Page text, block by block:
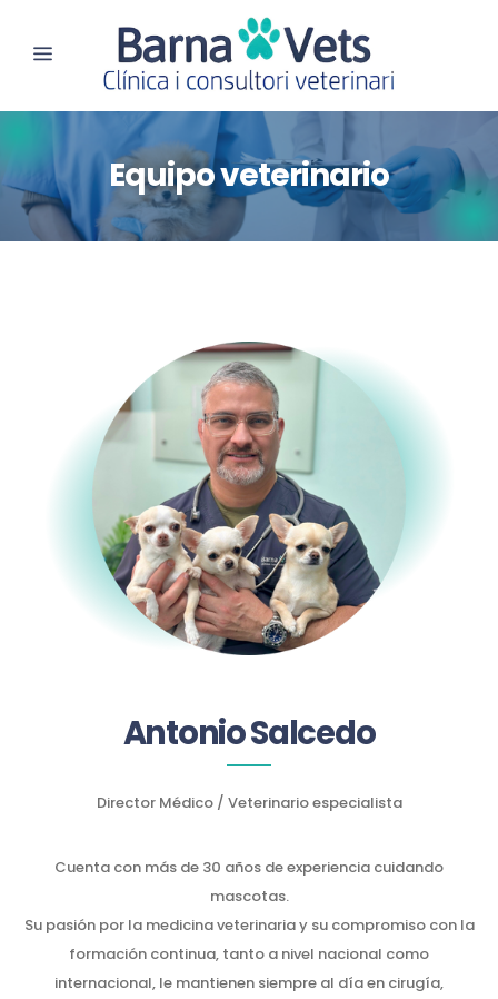
Equipo veterinario
Antonio Salcedo
Director Médico / Veterinario especialista
Cuenta con más de 30 años de experiencia cuidando
mascotas.
Su pasión por la medicina veterinaria y su compromiso con la
formación continua, tanto a nivel nacional como
internacional, le mantienen siempre al día en cirugía,